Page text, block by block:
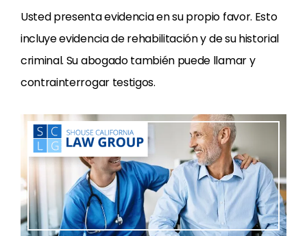
Usted presenta evidencia en su propio favor. Esto
incluye evidencia de rehabilitación y de su historial
criminal. Su abogado también puede llamar y
contrainterrogar testigos.